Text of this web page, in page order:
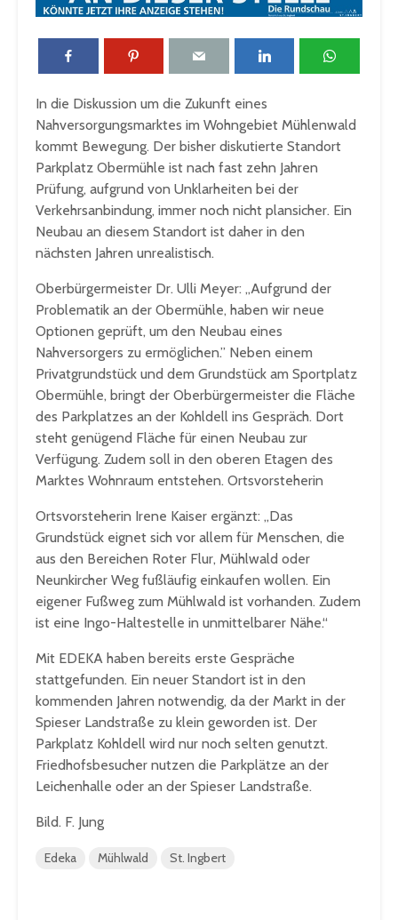
In die Diskussion um die Zukunft eines
Nahversorgungsmarktes im Wohngebiet Mühlenwald
kommt Bewegung. Der bisher diskutierte Standort
Parkplatz Obermühle ist nach fast zehn Jahren
Prüfung, aufgrund von Unklarheiten bei der
Verkehrsanbindung, immer noch nicht plansicher. Ein
Neubau an diesem Standort ist daher in den
nächsten Jahren unrealistisch.
Oberbürgermeister Dr. Ulli Meyer: „Aufgrund der
Problematik an der Obermühle, haben wir neue
Optionen geprüft, um den Neubau eines
Nahversorgers zu ermöglichen.” Neben einem
Privatgrundstück und dem Grundstück am Sportplatz
Obermühle, bringt der Oberbürgermeister die Fläche
des Parkplatzes an der Kohldell ins Gespräch. Dort
steht genügend Fläche für einen Neubau zur
Verfügung. Zudem soll in den oberen Etagen des
Marktes Wohnraum entstehen. Ortsvorsteherin
Ortsvorsteherin Irene Kaiser ergänzt: „Das
Grundstück eignet sich vor allem für Menschen, die
aus den Bereichen Roter Flur, Mühlwald oder
Neunkircher Weg fußläufig einkaufen wollen. Ein
eigener Fußweg zum Mühlwald ist vorhanden. Zudem
ist eine Ingo-Haltestelle in unmittelbarer Nähe.“
Mit EDEKA haben bereits erste Gespräche
stattgefunden. Ein neuer Standort ist in den
kommenden Jahren notwendig, da der Markt in der
Spieser Landstraße zu klein geworden ist. Der
Parkplatz Kohldell wird nur noch selten genutzt.
Friedhofsbesucher nutzen die Parkplätze an der
Leichenhalle oder an der Spieser Landstraße.
Bild. F. Jung
Edeka Mühlwald St. Ingbert